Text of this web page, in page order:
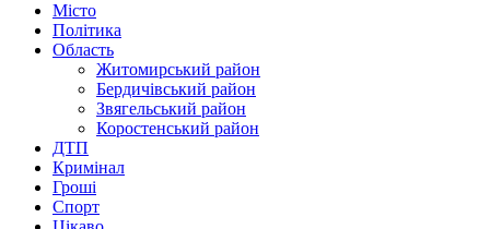
Місто
Політика
Область
Житомирський район
Бердичівський район
Звягельський район
Коростенський район
ДТП
Кримінал
Гроші
Спорт